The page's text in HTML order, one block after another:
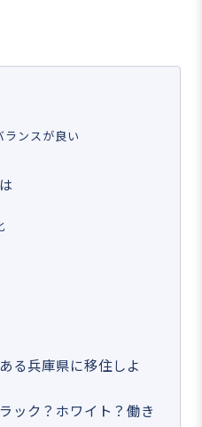
ランスが良い
る兵庫県に移住しよ
ック？ホワイト？働き